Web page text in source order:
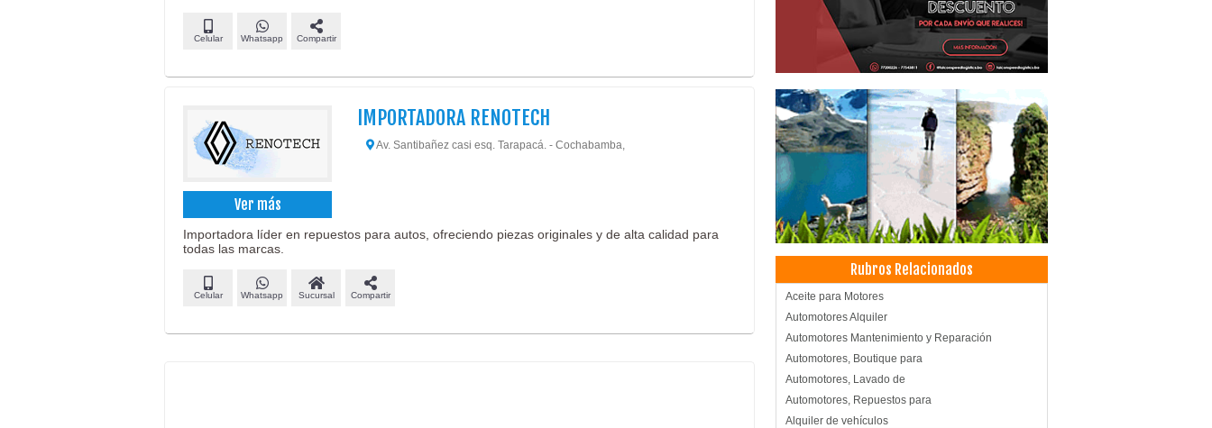
Celular Whatsapp Compartir
Ver más
IMPORTADORA RENOTECH
Av. Santibañez casi esq. Tarapacá. - Cochabamba,
Importadora líder en repuestos para autos, ofreciendo piezas originales y de alta calidad para
todas las marcas.
Celular Whatsapp Sucursal Compartir
Rubros Relacionados
Aceite para Motores
Automotores Alquiler
Automotores Mantenimiento y Reparación
Automotores, Boutique para
Automotores, Lavado de
Automotores, Repuestos para
Alquiler de vehículos